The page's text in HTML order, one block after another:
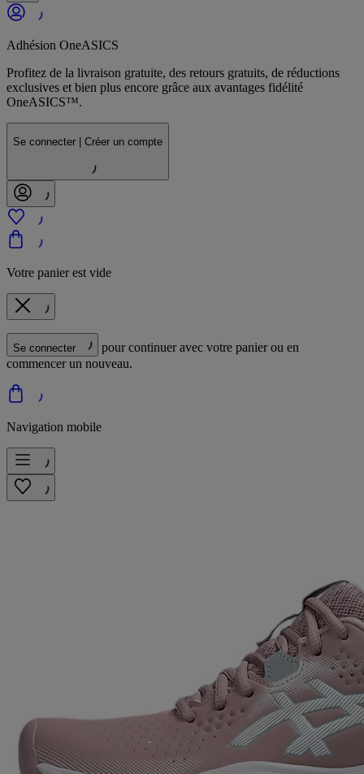
Adhésion OneASICS
Profitez de la livraison gratuite, des retours gratuits, de réductions
exclusives et bien plus encore grâce aux avantages fidélité
OneASICS™.
Se connecter | Créer un compte
Votre panier est vide
Se connecter
pour continuer avec votre panier ou en
commencer un nouveau.
Navigation mobile